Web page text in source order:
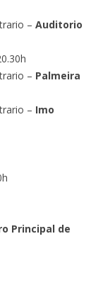
– Auditorio
– Palmeira
– Imo
Principal de